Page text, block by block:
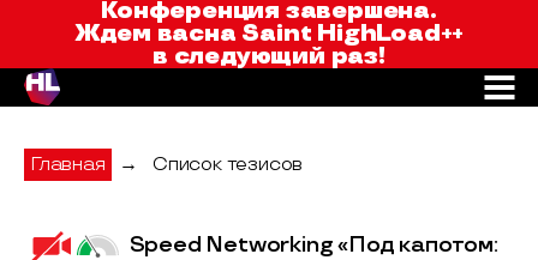
Saint HighLoad++Конференция завершена.
Ждем васна Saint HighLoad++
в следующий раз!
Главная → Список тезисов
Speed Networking «Под капотом: